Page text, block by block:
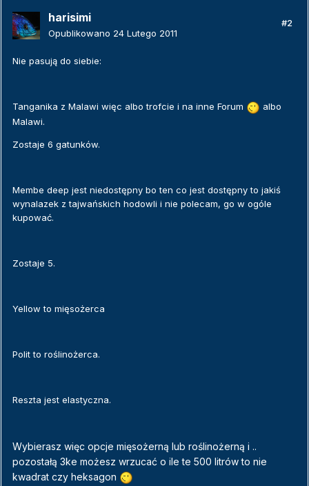
harisimi
Opublikowano 24 Lutego 2011
#2
Nie pasują do siebie:
Tanganika z Malawi więc albo trofcie i na inne Forum
albo
Malawi.
Zostaje 6 gatunków.
Membe deep jest niedostępny bo ten co jest dostępny to jakiś
wynalazek z tajwańskich hodowli i nie polecam, go w ogóle
kupować.
Zostaje 5.
Yellow to mięsożerca
Polit to roślinożerca.
Reszta jest elastyczna.
Wybierasz więc opcje mięsożerną lub roślinożerną i ..
pozostałą 3ke możesz wrzucać o ile te 500 litrów to nie
kwadrat czy heksagon